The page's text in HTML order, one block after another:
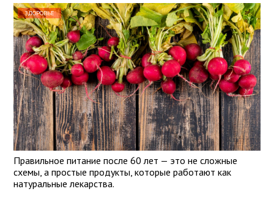
ЗДОРОВЬЕ
Правильное питание после 60 лет — это не сложные
схемы, а простые продукты, которые работают как
натуральные лекарства.